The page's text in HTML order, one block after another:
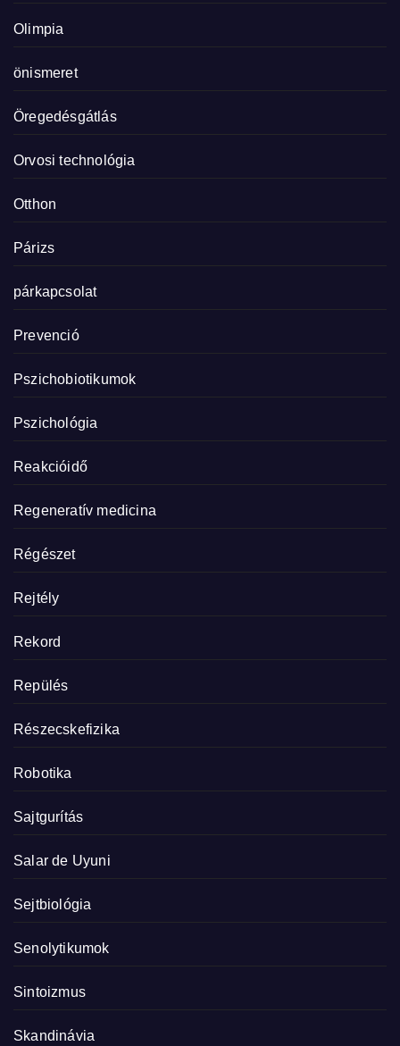
Olimpia
önismeret
Öregedésgátlás
Orvosi technológia
Otthon
Párizs
párkapcsolat
Prevenció
Pszichobiotikumok
Pszichológia
Reakcióidő
Regeneratív medicina
Régészet
Rejtély
Rekord
Repülés
Részecskefizika
Robotika
Sajtgurítás
Salar de Uyuni
Sejtbiológia
Senolytikumok
Sintoizmus
Skandinávia